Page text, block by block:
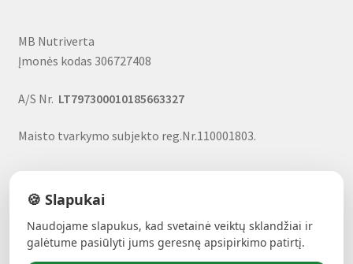
MB Nutriverta
Įmonės kodas 306727408
A/S Nr. LT797300010185663327
Maisto tvarkymo subjekto reg.Nr.110001803.
ALAVIJŲ GALIA!- Forever produktai, nuolaidos, uždarbio
galimybė
🍪 Slapukai
Naudojame slapukus, kad svetainė veiktų sklandžiai ir
galėtume pasiūlyti jums geresnę apsipirkimo patirtį.